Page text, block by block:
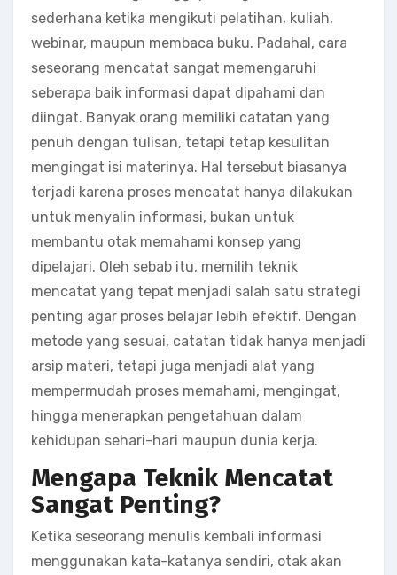
sederhana ketika mengikuti pelatihan, kuliah,
webinar, maupun membaca buku. Padahal, cara
seseorang mencatat sangat memengaruhi
seberapa baik informasi dapat dipahami dan
diingat. Banyak orang memiliki catatan yang
penuh dengan tulisan, tetapi tetap kesulitan
mengingat isi materinya. Hal tersebut biasanya
terjadi karena proses mencatat hanya dilakukan
untuk menyalin informasi, bukan untuk
membantu otak memahami konsep yang
dipelajari. Oleh sebab itu, memilih teknik
mencatat yang tepat menjadi salah satu strategi
penting agar proses belajar lebih efektif. Dengan
metode yang sesuai, catatan tidak hanya menjadi
arsip materi, tetapi juga menjadi alat yang
mempermudah proses memahami, mengingat,
hingga menerapkan pengetahuan dalam
kehidupan sehari-hari maupun dunia kerja.
Mengapa Teknik Mencatat
Sangat Penting?
Ketika seseorang menulis kembali informasi
menggunakan kata-katanya sendiri, otak akan